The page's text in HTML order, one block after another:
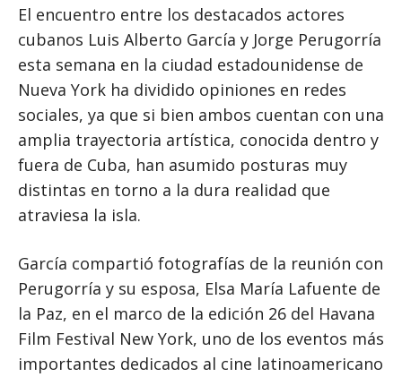
El encuentro entre los destacados actores
cubanos Luis Alberto García y Jorge Perugorría
esta semana en la ciudad estadounidense de
Nueva York ha dividido opiniones en redes
sociales, ya que si bien ambos cuentan con una
amplia trayectoria artística, conocida dentro y
fuera de Cuba, han asumido posturas muy
distintas en torno a la dura realidad que
atraviesa la isla.
García compartió fotografías de la reunión con
Perugorría y su esposa, Elsa María Lafuente de
la Paz, en el marco de la edición 26 del Havana
Film Festival New York, uno de los eventos más
importantes dedicados al cine latinoamericano